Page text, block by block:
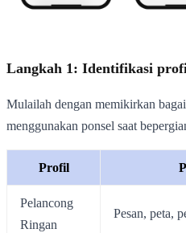
Langkah 1: Identifikasi
Mulailah dengan memikirkan
menggunakan ponsel saat
Profil
Pelancong
Ringan
Pesan, peta,